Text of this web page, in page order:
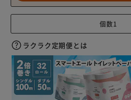
ラクラク定期便とは